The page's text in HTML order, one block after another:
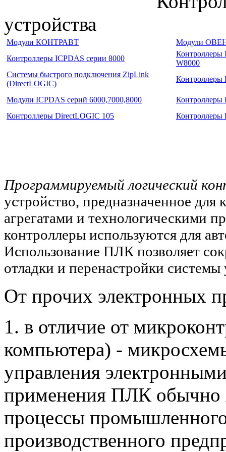
устройства
Модули КОНТРАВТ
Модули
Контроллеры ICPDAS серии 8000
Контроллеры
W8000
Системы быстрого подключения ZipLink
(DirectLOGIC)
Контроллеры
Модули ICPDAS серий 6000,7000,8000
Контроллеры
Контроллеры DirectLOGIC 105
Контроллеры
Программируемый логический
устройство, предназначенное
агрегатами и технологическими
контроллеры используются для
Использование ПЛК позволяет
отладки и перенастройки системы
От прочих электронных
1. в отличие от
компьютера) -
управления
применения ПЛК обычно
процессы промышленного
производственного